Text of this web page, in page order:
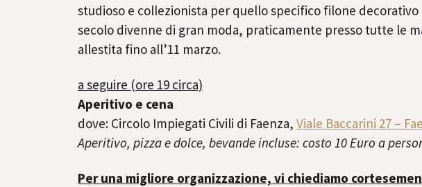
studioso e collezionista per quello specifico filone
secolo divenne di gran moda, praticamente presso tutte le
allestita fino all’11 marzo.
a seguire (ore 19 circa)
Aperitivo e cena
dove: Circolo Impiegati Civili di Faenza, Viale Baccarini 27 –
Aperitivo, pizza e dolce, bevande incluse: costo 10 Euro a
Per una migliore organizzazione, vi chiediamo